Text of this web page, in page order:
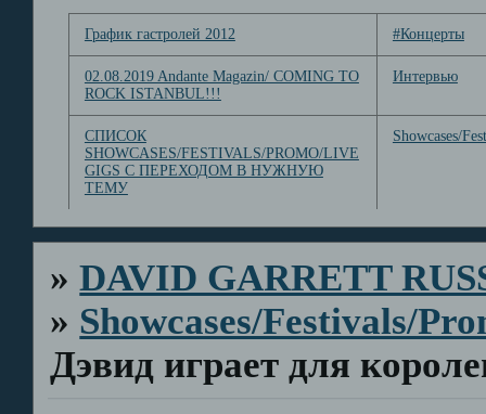
График гастролей 2012 #Концерты
02.08.2019 Andante Magazin/ COMING TO
ROCK ISTANBUL!!!
Интервью
СПИСОК
SHOWCASES/FESTIVALS/PROMO/LIVE
GIGS С ПЕРЕХОДОМ В НУЖНУЮ
ТЕМУ
Showcases/
»DAVID GARRETT
» Showcases/Festivals/
Дэвид играет для